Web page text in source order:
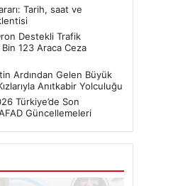
Tarih, saat ve
Destekli Trafik
123 Araca Ceza
Ardından Gelen Büyük
Anıtkabir Yolculuğu
Türkiye’de Son
Güncellemeleri